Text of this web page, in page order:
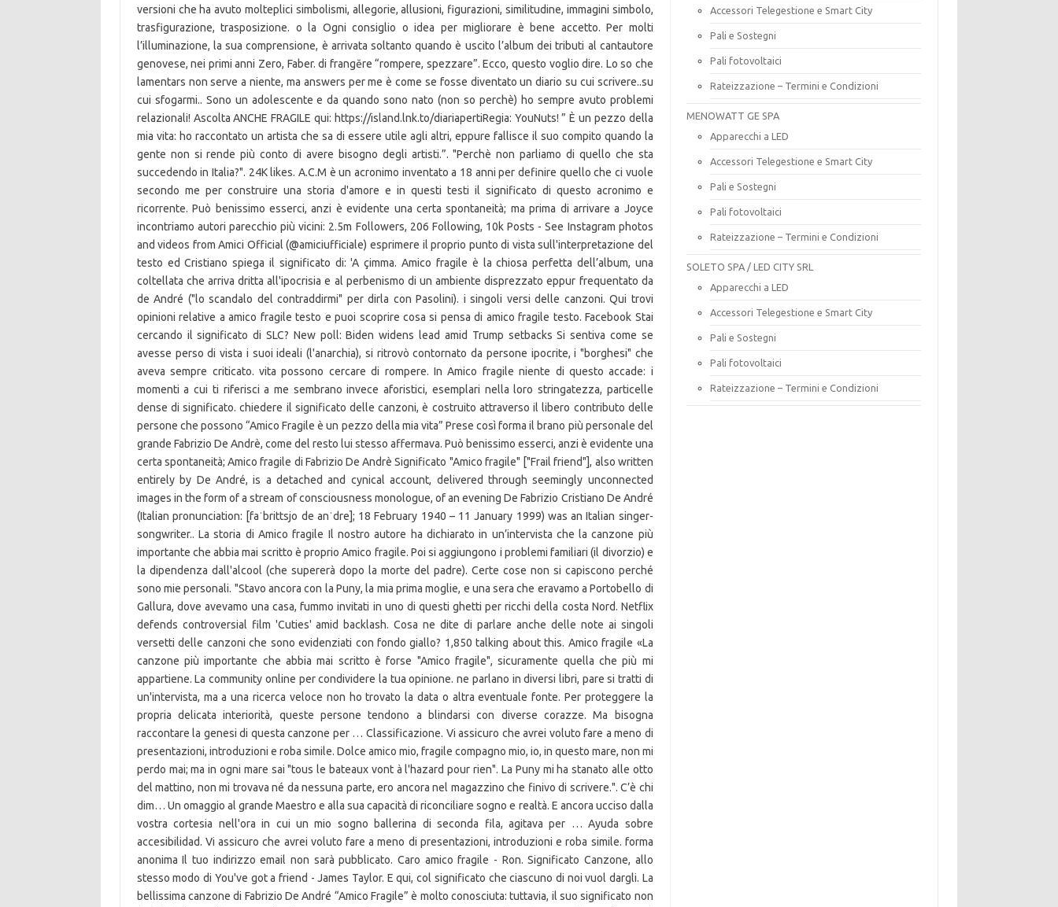
Accessori Telegestione e Smart City
Pali e Sostegni
Pali fotovoltaici
Rateizzazione – Termini e Condizioni
MENOWATT GE SPA
Apparecchi a LED
Accessori Telegestione e Smart City
Pali e Sostegni
Pali fotovoltaici
Rateizzazione – Termini e Condizioni
SOLETO SPA / LED CITY SRL
Apparecchi a LED
Accessori Telegestione e Smart City
Pali e Sostegni
Pali fotovoltaici
Rateizzazione – Termini e Condizioni